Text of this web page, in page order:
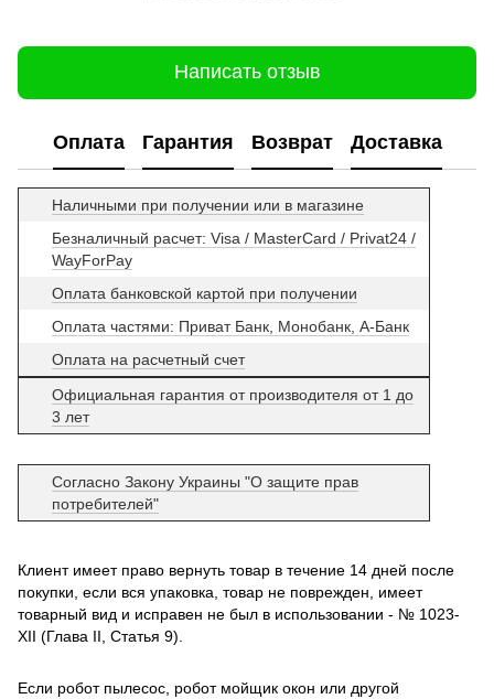
Написать отзыв
Оплата Гарантия Возврат Доставка
Наличными при получении или в магазине
Безналичный расчет: Visa / MasterCard / Privat24 /
WayForPay
Оплата банковской картой при получении
Оплата частями: Приват Банк, Монобанк, А-Банк
Оплата на расчетный счет
Официальная гарантия от производителя от 1 до
3 лет
Согласно Закону Украины "О защите прав
потребителей"
Клиент имеет право вернуть товар в течение 14 дней после
покупки, если вся упаковка, товар не поврежден, имеет
товарный вид и исправен не был в использовании - № 1023-
XII (Глава II, Статья 9).
Если робот пылесос, робот мойщик окон или другой